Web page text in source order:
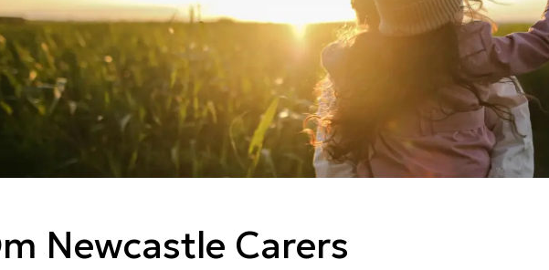
Newcastle Carers